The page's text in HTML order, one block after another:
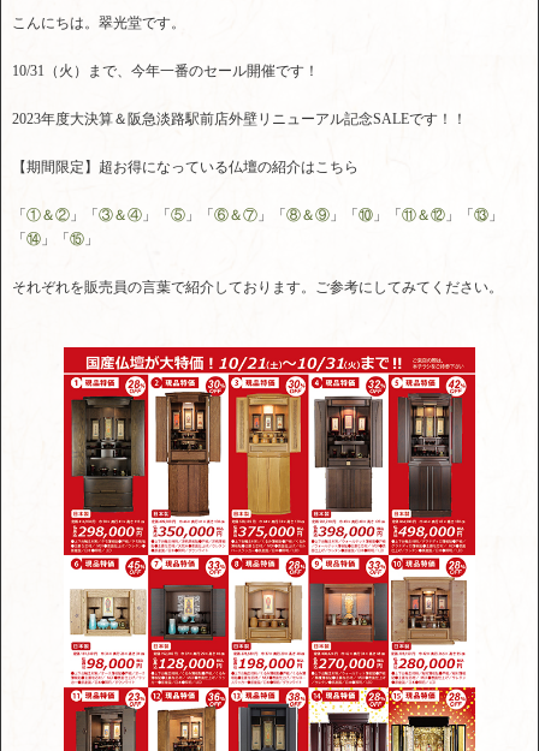
こんにちは。翠光堂です。
10/31（火）まで、今年一番のセール開催です！
2023年度大決算＆阪急淡路駅前店外壁リニューアル記念SALEです！！
【期間限定】超お得になっている仏壇の紹介はこちら
「 ①＆② 」「 ③＆④ 」「 ⑤ 」「 ⑥＆⑦ 」「 ⑧＆⑨ 」「 ⑩ 」「 ⑪＆⑫ 」「 ⑬ 」
「 ⑭ 」「 ⑮ 」
それぞれを販売員の言葉で紹介しております。ご参考にしてみてください。